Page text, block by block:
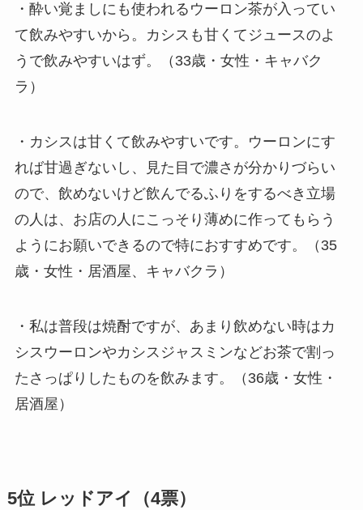
・酔い覚ましにも使われるウーロン茶が入ってい
て飲みやすいから。カシスも甘くてジュースのよ
うで飲みやすいはず。（33歳・女性・キャバク
ラ）
・カシスは甘くて飲みやすいです。ウーロンにす
れば甘過ぎないし、見た目で濃さが分かりづらい
ので、飲めないけど飲んでるふりをするべき立場
の人は、お店の人にこっそり薄めに作ってもらう
ようにお願いできるので特におすすめです。（35
歳・女性・居酒屋、キャバクラ）
・私は普段は焼酎ですが、あまり飲めない時はカ
シスウーロンやカシスジャスミンなどお茶で割っ
たさっぱりしたものを飲みます。（36歳・女性・
居酒屋）
5位 レッドアイ（4票）